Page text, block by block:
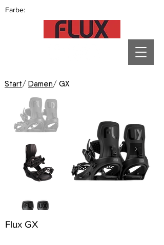
Farbe:
Start/ Damen/ GX
Flux GX